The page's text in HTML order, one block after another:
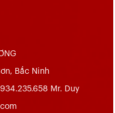
Bắc Ninh
Mr. Duy